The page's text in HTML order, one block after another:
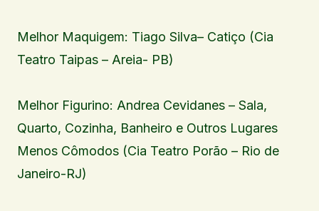
Melhor Maquigem: Tiago Silva– Catiço (Cia
Teatro Taipas – Areia- PB)
Melhor Figurino: Andrea Cevidanes – Sala,
Quarto, Cozinha, Banheiro e Outros Lugares
Menos Cômodos (Cia Teatro Porão – Rio de
Janeiro-RJ)